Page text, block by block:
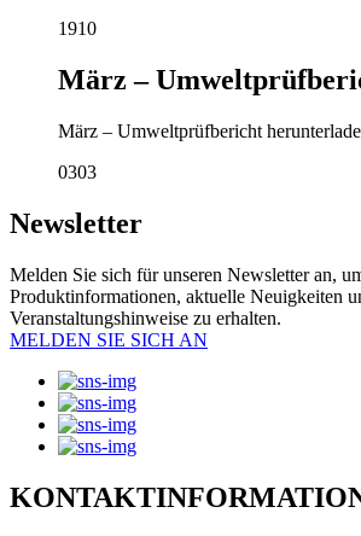
1910
März –
März – Umweltprüfbericht
0303
Newsletter
Melden Sie sich für unseren Newsletter an,
Produktinformationen, aktuelle Neuigkeiten
Veranstaltungshinweise zu erhalten.
MELDEN SIE SICH AN